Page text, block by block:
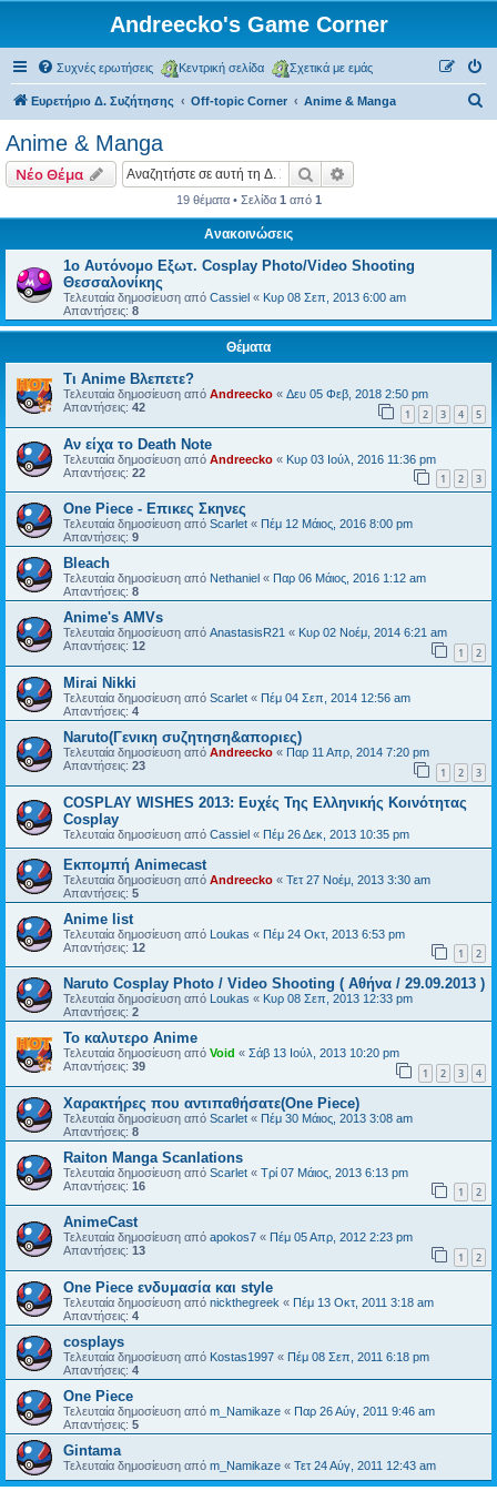
Andreecko's Game Corner
Συχνές ερωτήσεις Κεντρική σελίδα Σχετικά με εμάς
Ευρετήριο Δ. Συζήτησης Off-topic Corner Anime & Manga
Anime & Manga
Νέο Θέμα Αναζήτηση
19 θέματα • Σελίδα 1 από 1
Ανακοινώσεις
1ο Αυτόνομο Εξωτ. Cosplay Photo/Video Shooting
Θεσσαλονίκης
Τελευταία δημοσίευση από Cassiel « Κυρ 08 Σεπ, 2013 6:00 am
Απαντήσεις: 8
Θέματα
Τι Anime Βλεπετε?
Τελευταία δημοσίευση από Andreecko « Δευ 05 Φεβ, 2018 2:50 pm
Απαντήσεις: 42 1 2 3 4 5
Αν είχα το Death Note
Τελευταία δημοσίευση από Andreecko « Κυρ 03 Ιούλ, 2016 11:36 pm
Απαντήσεις: 22 1 2 3
One Piece - Επικες Σκηνες
Τελευταία δημοσίευση από Scarlet « Πέμ 12 Μάιος, 2016 8:00 pm
Απαντήσεις: 9
Bleach
Τελευταία δημοσίευση από Nethaniel « Παρ 06 Μάιος, 2016 1:12 am
Απαντήσεις: 8
Anime's AMVs
Τελευταία δημοσίευση από AnastasisR21 « Κυρ 02 Νοέμ, 2014 6:21 am
Απαντήσεις: 12 1 2
Mirai Nikki
Τελευταία δημοσίευση από Scarlet « Πέμ 04 Σεπ, 2014 12:56 am
Απαντήσεις: 4
Naruto(Γενικη συζητηση&αποριες)
Τελευταία δημοσίευση από Andreecko « Παρ 11 Απρ, 2014 7:20 pm
Απαντήσεις: 23 1 2 3
COSPLAY WISHES 2013: Ευχές Της Ελληνικής Κοινότητας
Cosplay
Τελευταία δημοσίευση από Cassiel « Πέμ 26 Δεκ, 2013 10:35 pm
Εκπομπή Animecast
Τελευταία δημοσίευση από Andreecko « Τετ 27 Νοέμ, 2013 3:30 am
Απαντήσεις: 5
Anime list
Τελευταία δημοσίευση από Loukas « Πέμ 24 Οκτ, 2013 6:53 pm
Απαντήσεις: 12 1 2
Naruto Cosplay Photo / Video Shooting ( Αθήνα / 29.09.2013 )
Τελευταία δημοσίευση από Loukas « Κυρ 08 Σεπ, 2013 12:33 pm
Απαντήσεις: 2
Το καλυτερο Anime
Τελευταία δημοσίευση από Void « Σάβ 13 Ιούλ, 2013 10:20 pm
Απαντήσεις: 39 1 2 3 4
Χαρακτήρες που αντιπαθήσατε(One Piece)
Τελευταία δημοσίευση από Scarlet « Πέμ 30 Μάιος, 2013 3:08 am
Απαντήσεις: 8
Raiton Manga Scanlations
Τελευταία δημοσίευση από Scarlet « Τρί 07 Μάιος, 2013 6:13 pm
Απαντήσεις: 16 1 2
AnimeCast
Τελευταία δημοσίευση από apokos7 « Πέμ 05 Απρ, 2012 2:23 pm
Απαντήσεις: 13 1 2
One Piece ενδυμασία και style
Τελευταία δημοσίευση από nickthegreek « Πέμ 13 Οκτ, 2011 3:18 am
Απαντήσεις: 4
cosplays
Τελευταία δημοσίευση από Kostas1997 « Πέμ 08 Σεπ, 2011 6:18 pm
Απαντήσεις: 4
One Piece
Τελευταία δημοσίευση από m_Namikaze « Παρ 26 Αύγ, 2011 9:46 am
Απαντήσεις: 5
Gintama
Τελευταία δημοσίευση από m_Namikaze « Τετ 24 Αύγ, 2011 12:43 am